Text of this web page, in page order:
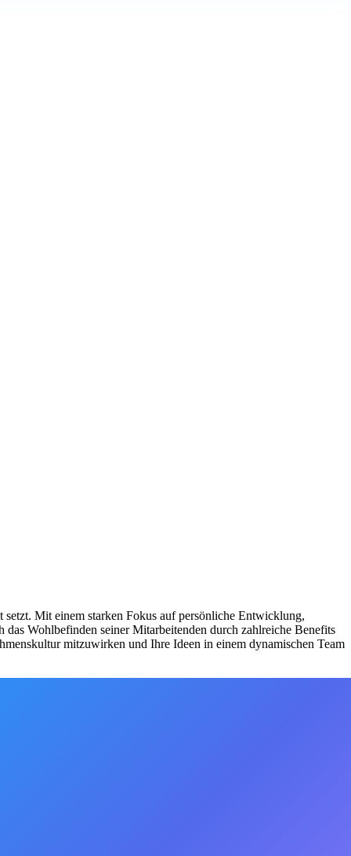
Mit einem starken Fokus auf persönliche Entwicklung,
Wohlbefinden seiner Mitarbeitenden durch zahlreiche Benefits
mitzuwirken und Ihre Ideen in einem dynamischen Team